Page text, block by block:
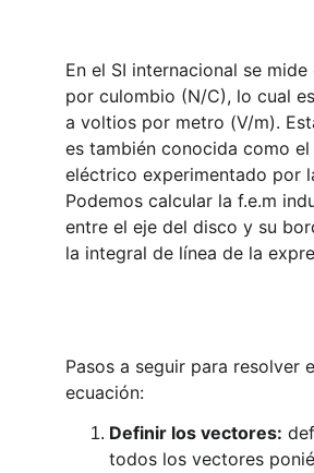
En el SI internacional se
por culombio (N/C), lo cual
a voltios por metro (V/m).
es también conocida como el
eléctrico experimentado por
Podemos calcular la f.e.m
entre el eje del disco y su
la integral de línea de la
Pasos a seguir para resolver
ecuación:
Definir los vectores:
todos los vectores